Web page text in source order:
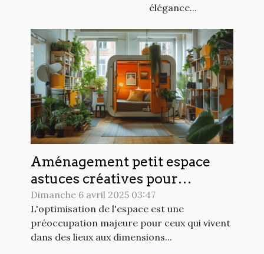
élégance...
Aménagement petit espace
astuces créatives pour
optimiser chaque mètre carré
Dimanche 6 avril 2025 03:47
L'optimisation de l'espace est une
préoccupation majeure pour ceux qui vivent
dans des lieux aux dimensions...